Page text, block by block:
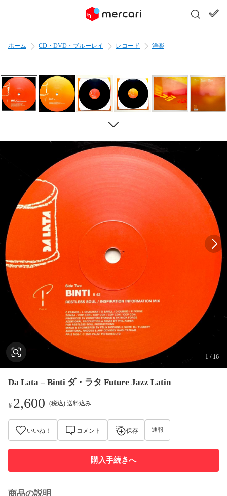
ホーム CD・DVD・ブルーレイ レコード 洋楽
1 / 16
Da Lata – Binti ダ・ラタ Future Jazz Latin
¥2,600 (税込) 送料込み
いいね！ コメント 保存 通報
購入手続きへ
商品の説明